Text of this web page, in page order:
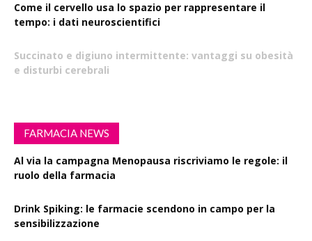
Come il cervello usa lo spazio per rappresentare il
tempo: i dati neuroscientifici
Succinato e digiuno intermittente: vantaggi su obesità
e disturbi cerebrali
FARMACIA NEWS
Al via la campagna Menopausa riscriviamo le regole: il
ruolo della farmacia
Drink Spiking: le farmacie scendono in campo per la
sensibilizzazione